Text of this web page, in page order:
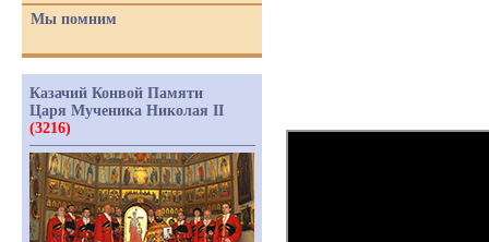
Мы помним
Казачий Конвой Памяти
Царя Мученика Николая II
(3216)